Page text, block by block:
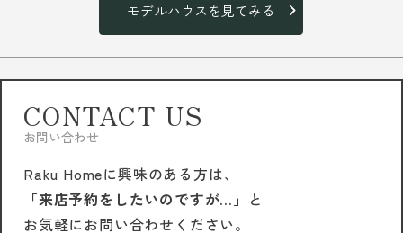
モデルハウスを見てみる
CONTACT US
お問い合わせ
Raku Homeに興味のある方は、
「来店予約をしたいのですが…」 と
お気軽にお問い合わせください。